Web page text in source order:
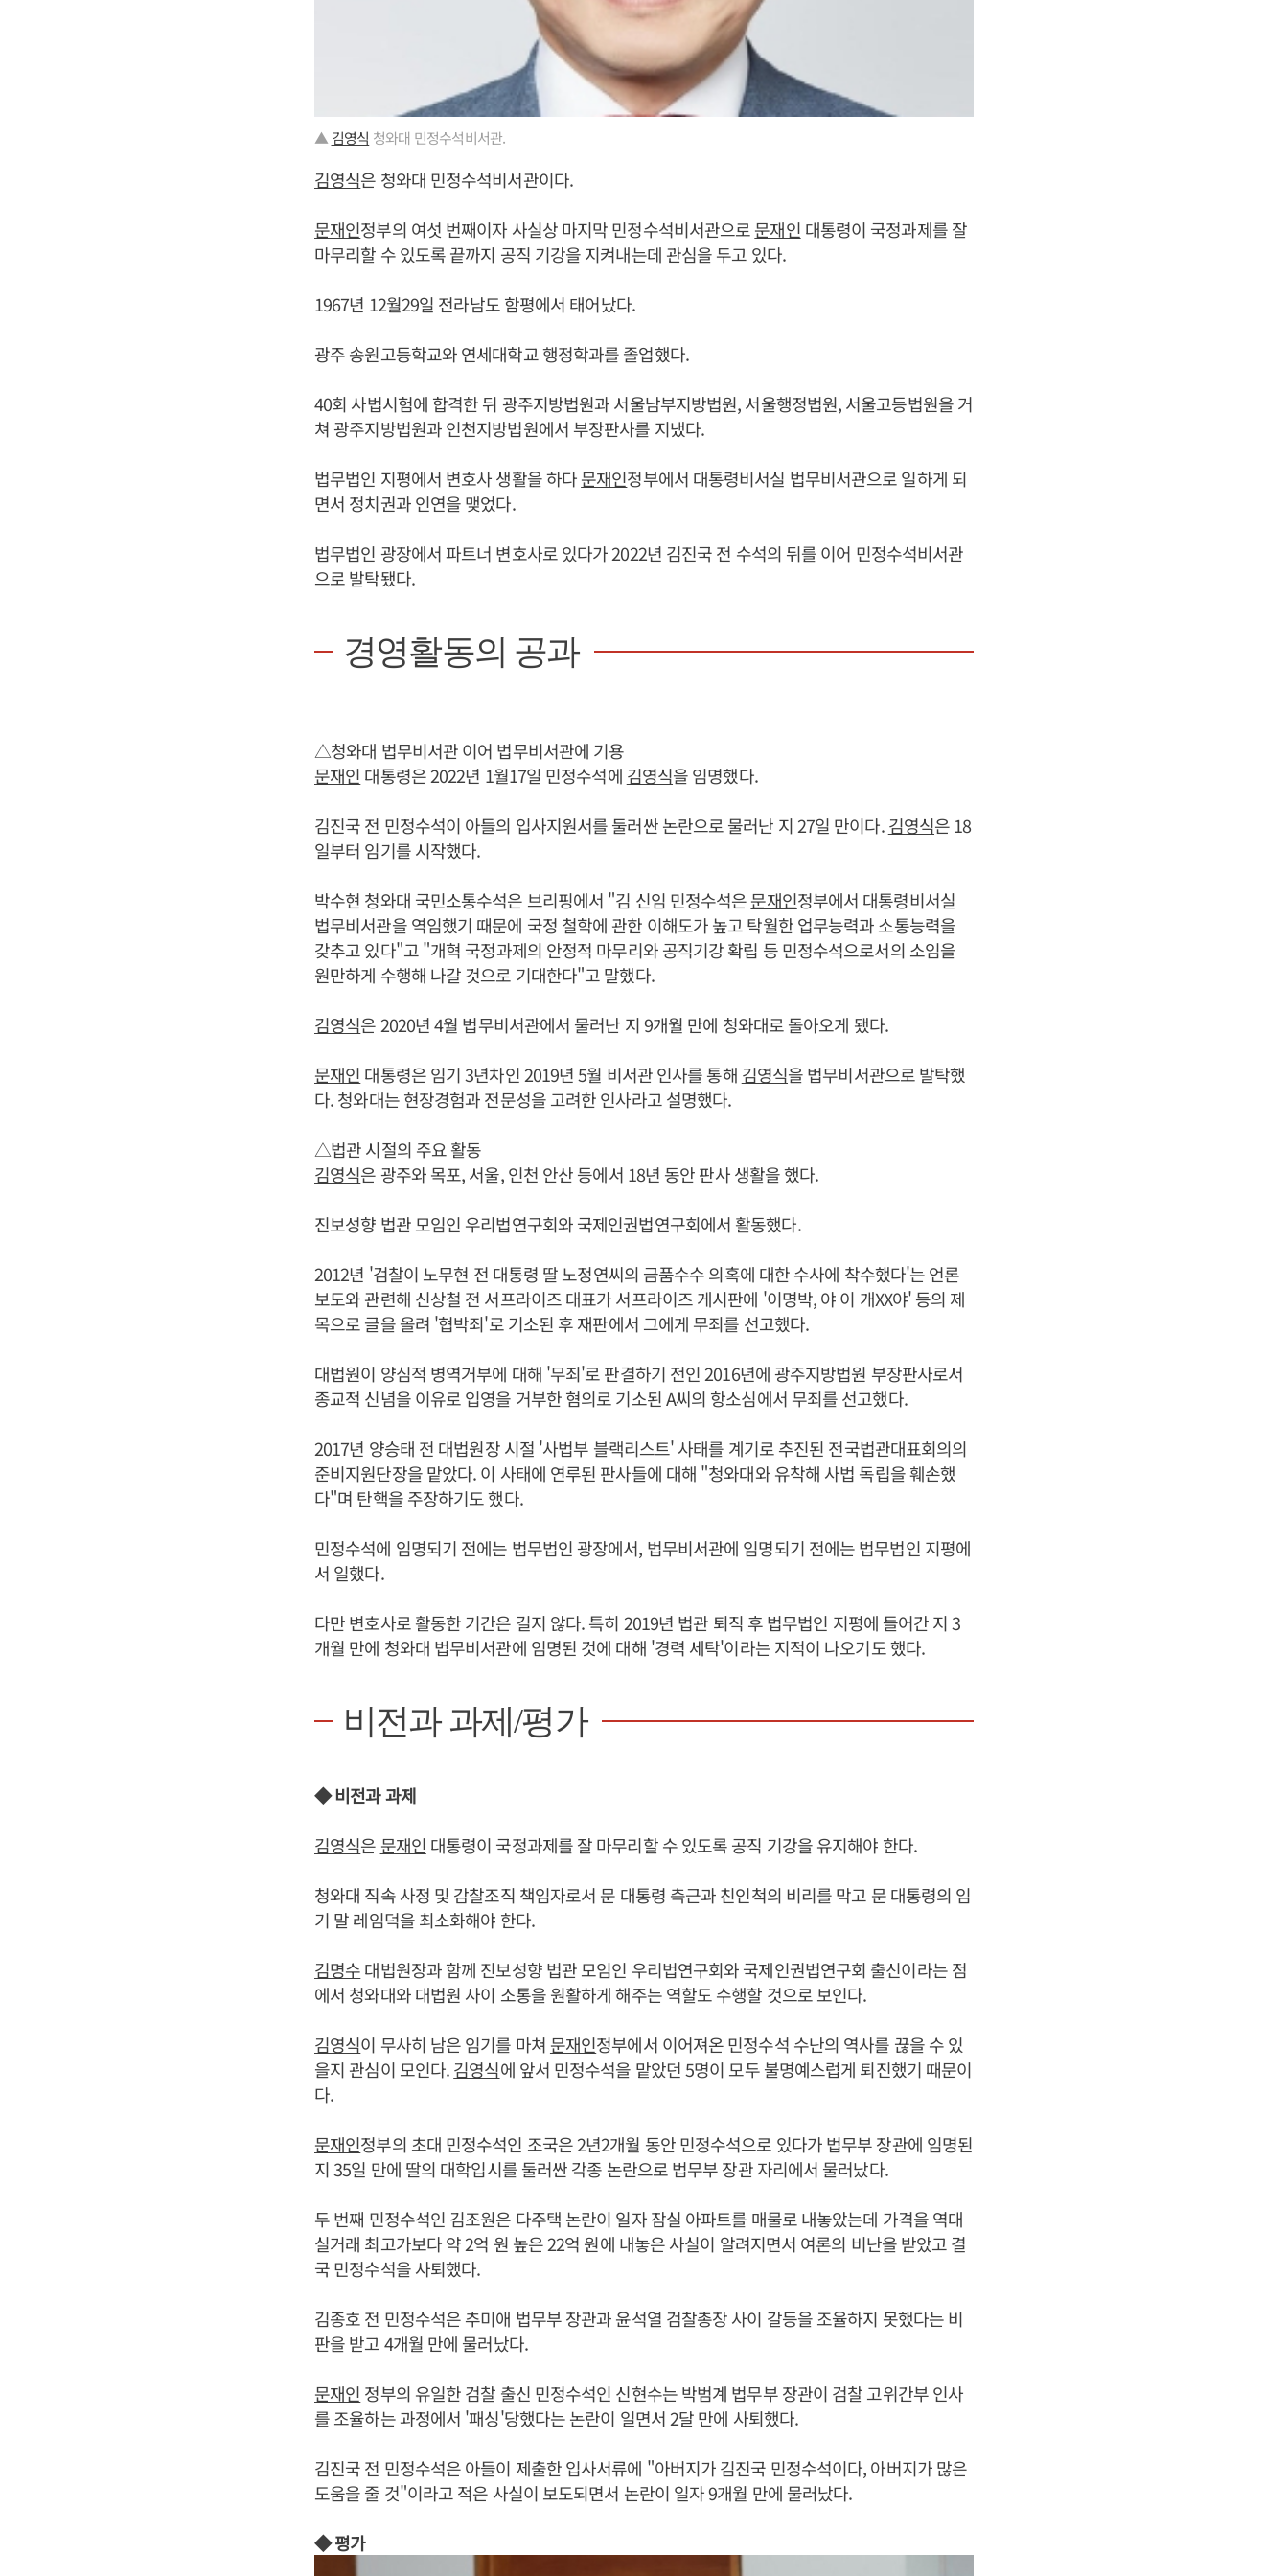
▲ 김영식 청와대 민정수석비서관.
김영식은 청와대 민정수석비서관이다.
문재인정부의 여섯 번째이자 사실상 마지막 민정수석비서관으로문재인 대통령이 국정과제를 잘
마무리할 수 있도록 끝까지 공직 기강을 지켜내는데 관심을 두고 있다.
1967년 12월29일 전라남도 함평에서 태어났다.
광주 송원고등학교와 연세대학교 행정학과를 졸업했다.
40회 사법시험에 합격한 뒤 광주지방법원과 서울남부지방법원, 서울행정법원, 서울고등법원을 거
쳐 광주지방법원과 인천지방법원에서 부장판사를 지냈다.
법무법인 지평에서 변호사 생활을 하다문재인정부에서 대통령비서실 법무비서관으로 일하게 되
면서 정치권과 인연을 맺었다.
법무법인 광장에서 파트너 변호사로 있다가 2022년 김진국 전 수석의 뒤를 이어 민정수석비서관
으로 발탁됐다.
경영활동의 공과
△청와대 법무비서관 이어 법무비서관에 기용
문재인 대통령은 2022년 1월17일 민정수석에 김영식을 임명했다.
김진국 전 민정수석이 아들의 입사지원서를 둘러싼 논란으로 물러난 지 27일 만이다.김영식은 18
일부터 임기를 시작했다.
박수현 청와대 국민소통수석은 브리핑에서 "김 신임 민정수석은문재인정부에서 대통령비서실
법무비서관을 역임했기 때문에 국정 철학에 관한 이해도가 높고 탁월한 업무능력과 소통능력을
갖추고 있다"고 "개혁 국정과제의 안정적 마무리와 공직기강 확립 등 민정수석으로서의 소임을
원만하게 수행해 나갈 것으로 기대한다"고 말했다.
김영식은 2020년 4월 법무비서관에서 물러난 지 9개월 만에 청와대로 돌아오게 됐다.
문재인 대통령은 임기 3년차인 2019년 5월 비서관 인사를 통해 김영식을 법무비서관으로 발탁했
다. 청와대는 현장경험과 전문성을 고려한 인사라고 설명했다.
△법관 시절의 주요 활동
김영식은 광주와 목포, 서울, 인천 안산 등에서 18년 동안 판사 생활을 했다.
진보성향 법관 모임인 우리법연구회와 국제인권법연구회에서 활동했다.
2012년 '검찰이 노무현 전 대통령 딸 노정연씨의 금품수수 의혹에 대한 수사에 착수했다'는 언론
보도와 관련해 신상철 전 서프라이즈 대표가 서프라이즈 게시판에 '이명박, 야 이 개XX야' 등의 제
목으로 글을 올려 '협박죄'로 기소된 후 재판에서 그에게 무죄를 선고했다.
대법원이 양심적 병역거부에 대해 '무죄'로 판결하기 전인 2016년에 광주지방법원 부장판사로서
종교적 신념을 이유로 입영을 거부한 혐의로 기소된 A씨의 항소심에서 무죄를 선고했다.
2017년 양승태 전 대법원장 시절 '사법부 블랙리스트' 사태를 계기로 추진된 전국법관대표회의의
준비지원단장을 맡았다. 이 사태에 연루된 판사들에 대해 "청와대와 유착해 사법 독립을 훼손했
다"며 탄핵을 주장하기도 했다.
민정수석에 임명되기 전에는 법무법인 광장에서, 법무비서관에 임명되기 전에는 법무법인 지평에
서 일했다.
다만 변호사로 활동한 기간은 길지 않다. 특히 2019년 법관 퇴직 후 법무법인 지평에 들어간 지 3
개월 만에 청와대 법무비서관에 임명된 것에 대해 '경력 세탁'이라는 지적이 나오기도 했다.
비전과 과제/평가
◆ 비전과 과제
김영식은 문재인 대통령이 국정과제를 잘 마무리할 수 있도록 공직 기강을 유지해야 한다.
청와대 직속 사정 및 감찰조직 책임자로서 문 대통령 측근과 친인척의 비리를 막고 문 대통령의 임
기 말 레임덕을 최소화해야 한다.
김명수대법원장과 함께 진보성향 법관 모임인 우리법연구회와 국제인권법연구회 출신이라는 점
에서 청와대와 대법원 사이 소통을 원활하게 해주는 역할도 수행할 것으로 보인다.
김영식이 무사히 남은 임기를 마쳐 문재인정부에서 이어져온 민정수석 수난의 역사를 끊을 수 있
을지 관심이 모인다.김영식에 앞서 민정수석을 맡았던 5명이 모두 불명예스럽게 퇴진했기 때문이
다.
문재인정부의 초대 민정수석인 조국은 2년2개월 동안 민정수석으로 있다가 법무부 장관에 임명된
지 35일 만에 딸의 대학입시를 둘러싼 각종 논란으로 법무부 장관 자리에서 물러났다.
두 번째 민정수석인 김조원은 다주택 논란이 일자 잠실 아파트를 매물로 내놓았는데 가격을 역대
실거래 최고가보다 약 2억 원 높은 22억 원에 내놓은 사실이 알려지면서 여론의 비난을 받았고 결
국 민정수석을 사퇴했다.
김종호 전 민정수석은 추미애 법무부 장관과 윤석열 검찰총장 사이 갈등을 조율하지 못했다는 비
판을 받고 4개월 만에 물러났다.
문재인 정부의 유일한 검찰 출신 민정수석인 신현수는 박범계 법무부 장관이 검찰 고위간부 인사
를 조율하는 과정에서 '패싱'당했다는 논란이 일면서 2달 만에 사퇴했다.
김진국 전 민정수석은 아들이 제출한 입사서류에 "아버지가 김진국 민정수석이다, 아버지가 많은
도움을 줄 것"이라고 적은 사실이 보도되면서 논란이 일자 9개월 만에 물러났다.
◆ 평가